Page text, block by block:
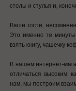
столы и стулья и,
Ваши гости,
Это именно те
взять книгу, чашечку
В нашем интернет-
отличаться высоким
нам, мы построим